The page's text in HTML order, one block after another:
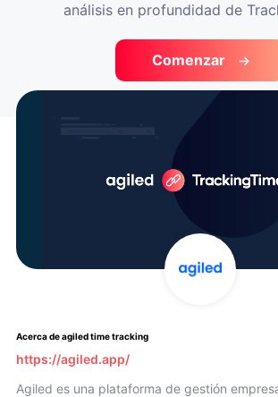
análisis en profundidad de
Comenzar
Acerca de agiled time tracking
https://agiled.app/
Agiled es una plataforma de gestión